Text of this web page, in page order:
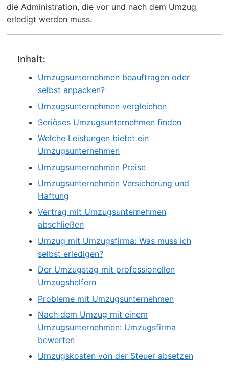
die Administration, die vor und nach dem Umzug
erledigt werden muss.
Inhalt:
Umzugsunternehmen beauftragen oder
selbst anpacken?
Umzugsunternehmen vergleichen
Seriöses Umzugsunternehmen finden
Welche Leistungen bietet ein
Umzugsunternehmen
Umzugsunternehmen Preise
Umzugsunternehmen Versicherung und
Haftung
Vertrag mit Umzugsunternehmen
abschließen
Umzug mit Umzugsfirma: Was muss ich
selbst erledigen?
Der Umzugstag mit professionellen
Umzugshelfern
Probleme mit Umzugsunternehmen
Nach dem Umzug mit einem
Umzugsunternehmen: Umzugsfirma
bewerten
Umzugskosten von der Steuer absetzen